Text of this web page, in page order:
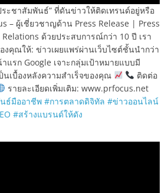
ะชาสัมพันธ์” ที่ดันข่าวให้ติดเทรนด์อยู่หรือ
– ผู้เชี่ยวชาญด้าน Press Release | Press
ด้วยประสบการณ์กว่า 10 ปี เรา
คุณให้: ข่าวเผยแพร่ผ่านเว็บไซต์ชั้นนำกว่า
แรก Google เจาะกลุ่มเป้าหมายแบบมี
นเบื้องหลังความสำเร็จของคุณ
ติดต่อ
รายละเอียดเพิ่มเติม: www.prfocus.net
ธ์มืออาชีพ #การตลาดดิจิทัล #ข่าวออนไลน์
#สร้างแบรนด์ให้ดัง